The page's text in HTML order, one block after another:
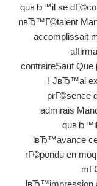
quвЂ™il se
nвЂ™Г©taient
accomplissait
contraireSauf
! JвЂ™ai
prГ©sence
admirais
quвЂ™il
lвЂ™avance
rГ©pondu en
lвЂ™impression